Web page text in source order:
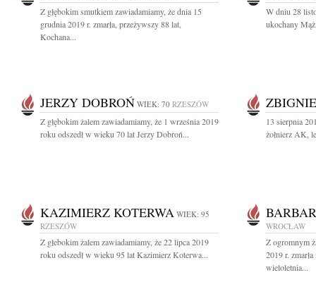
Z głębokim smutkiem zawiadamiamy, że dnia 15
grudnia 2019 r. zmarła, przeżywszy 88 lat,
Kochana...
W dniu 28
ukochany
JERZY DOBROŃ WIEK: 70 RZESZÓW
Z głębokim żalem zawiadamiamy, że 1 września 2019
roku odszedł w wieku 70 lat Jerzy Dobroń...
13 sierpnia
żołnierz AK,
KAZIMIERZ KOTERWA WIEK: 95
RZESZÓW
Z głebokim żalem zawiadamiamy, że 22 lipca 2019
roku odszedł w wieku 95 lat Kazimierz Koterwa...
WROCŁAW
Z ogromnym
2019 r.
wieloletnia...